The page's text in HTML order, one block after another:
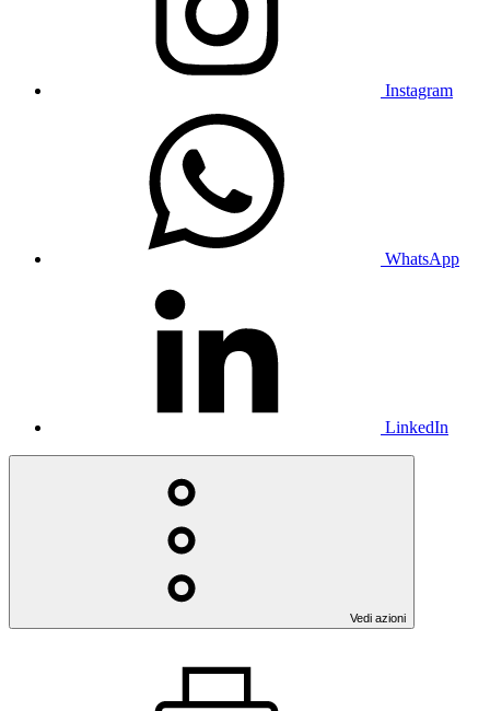
Instagram
WhatsApp
LinkedIn
Vedi azioni